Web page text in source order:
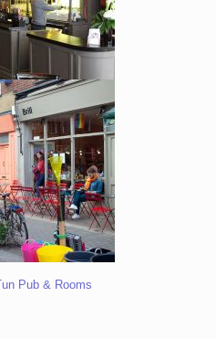
Pub & Rooms